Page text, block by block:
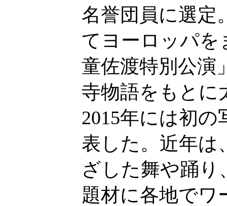
名誉団員に選定
てヨーロッパを
童佐渡特別公演
寺物語をもとに
2015年には初
表した。近年は
ざした舞や踊り
題材に各地でワ